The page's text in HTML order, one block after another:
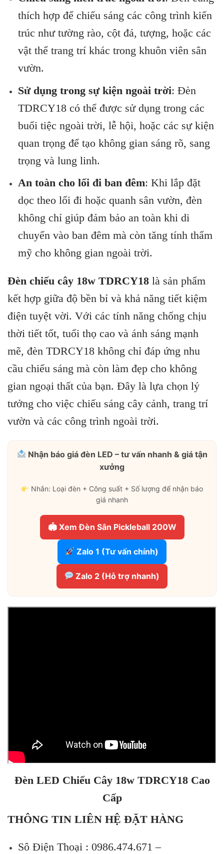
thích hợp để chiếu sáng các công trình kiến
trúc như tường rào, cột đá, tượng, hoặc các
vật thể trang trí khác trong khuôn viên sân
vườn.
Sử dụng trong sự kiện ngoài trời: Đèn
TDRCY18 có thể được sử dụng trong các
buổi tiệc ngoài trời, lễ hội, hoặc các sự kiện
quan trọng để tạo không gian sáng rõ, sang
trọng và lung linh.
An toàn cho lối đi ban đêm: Khi lắp đặt
dọc theo lối đi hoặc quanh sân vườn, đèn
không chỉ giúp đảm bảo an toàn khi di
chuyển vào ban đêm mà còn tăng tính thẩm
mỹ cho không gian ngoài trời.
Đèn chiếu cây 18w TDRCY18 là sản phẩm
kết hợp giữa độ bền bỉ và khả năng tiết kiệm
điện tuyệt vời. Với các tính năng chống chịu
thời tiết tốt, tuổi thọ cao và ánh sáng mạnh
mẽ, đèn TDRCY18 không chỉ đáp ứng nhu
cầu chiếu sáng mà còn làm đẹp cho không
gian ngoại thất của bạn. Đây là lựa chọn lý
tưởng cho việc chiếu sáng cây cảnh, trang trí
vườn và các công trình ngoài trời.
Nhận báo giá đèn LED – tư vấn nhanh & giá tận
xưởng
Nhắn: Loại đèn + Công suất + Số lượng để nhận báo
giá nhanh
🏟 Xem Đèn Sân Pickleball 200W
Zalo 1 (Tư vấn chính)
Zalo 2 (Hỗ trợ nhanh)
Đèn LED Chiếu Cây 18w TDRCY18 Cao
Cấp
THÔNG TIN LIÊN HỆ ĐẶT HÀNG
Sô Điện Thoại : 0986.474.671 –